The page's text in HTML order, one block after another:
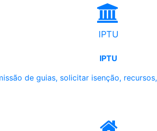
IPTU
IPTU
de guias, solicitar isenção,